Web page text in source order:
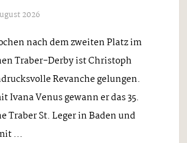
2026
nach dem zweiten Platz im
Traber-Derby ist Christoph
Revanche gelungen.
Ivana Venus gewann er das 35.
Traber St. Leger in Baden und
...